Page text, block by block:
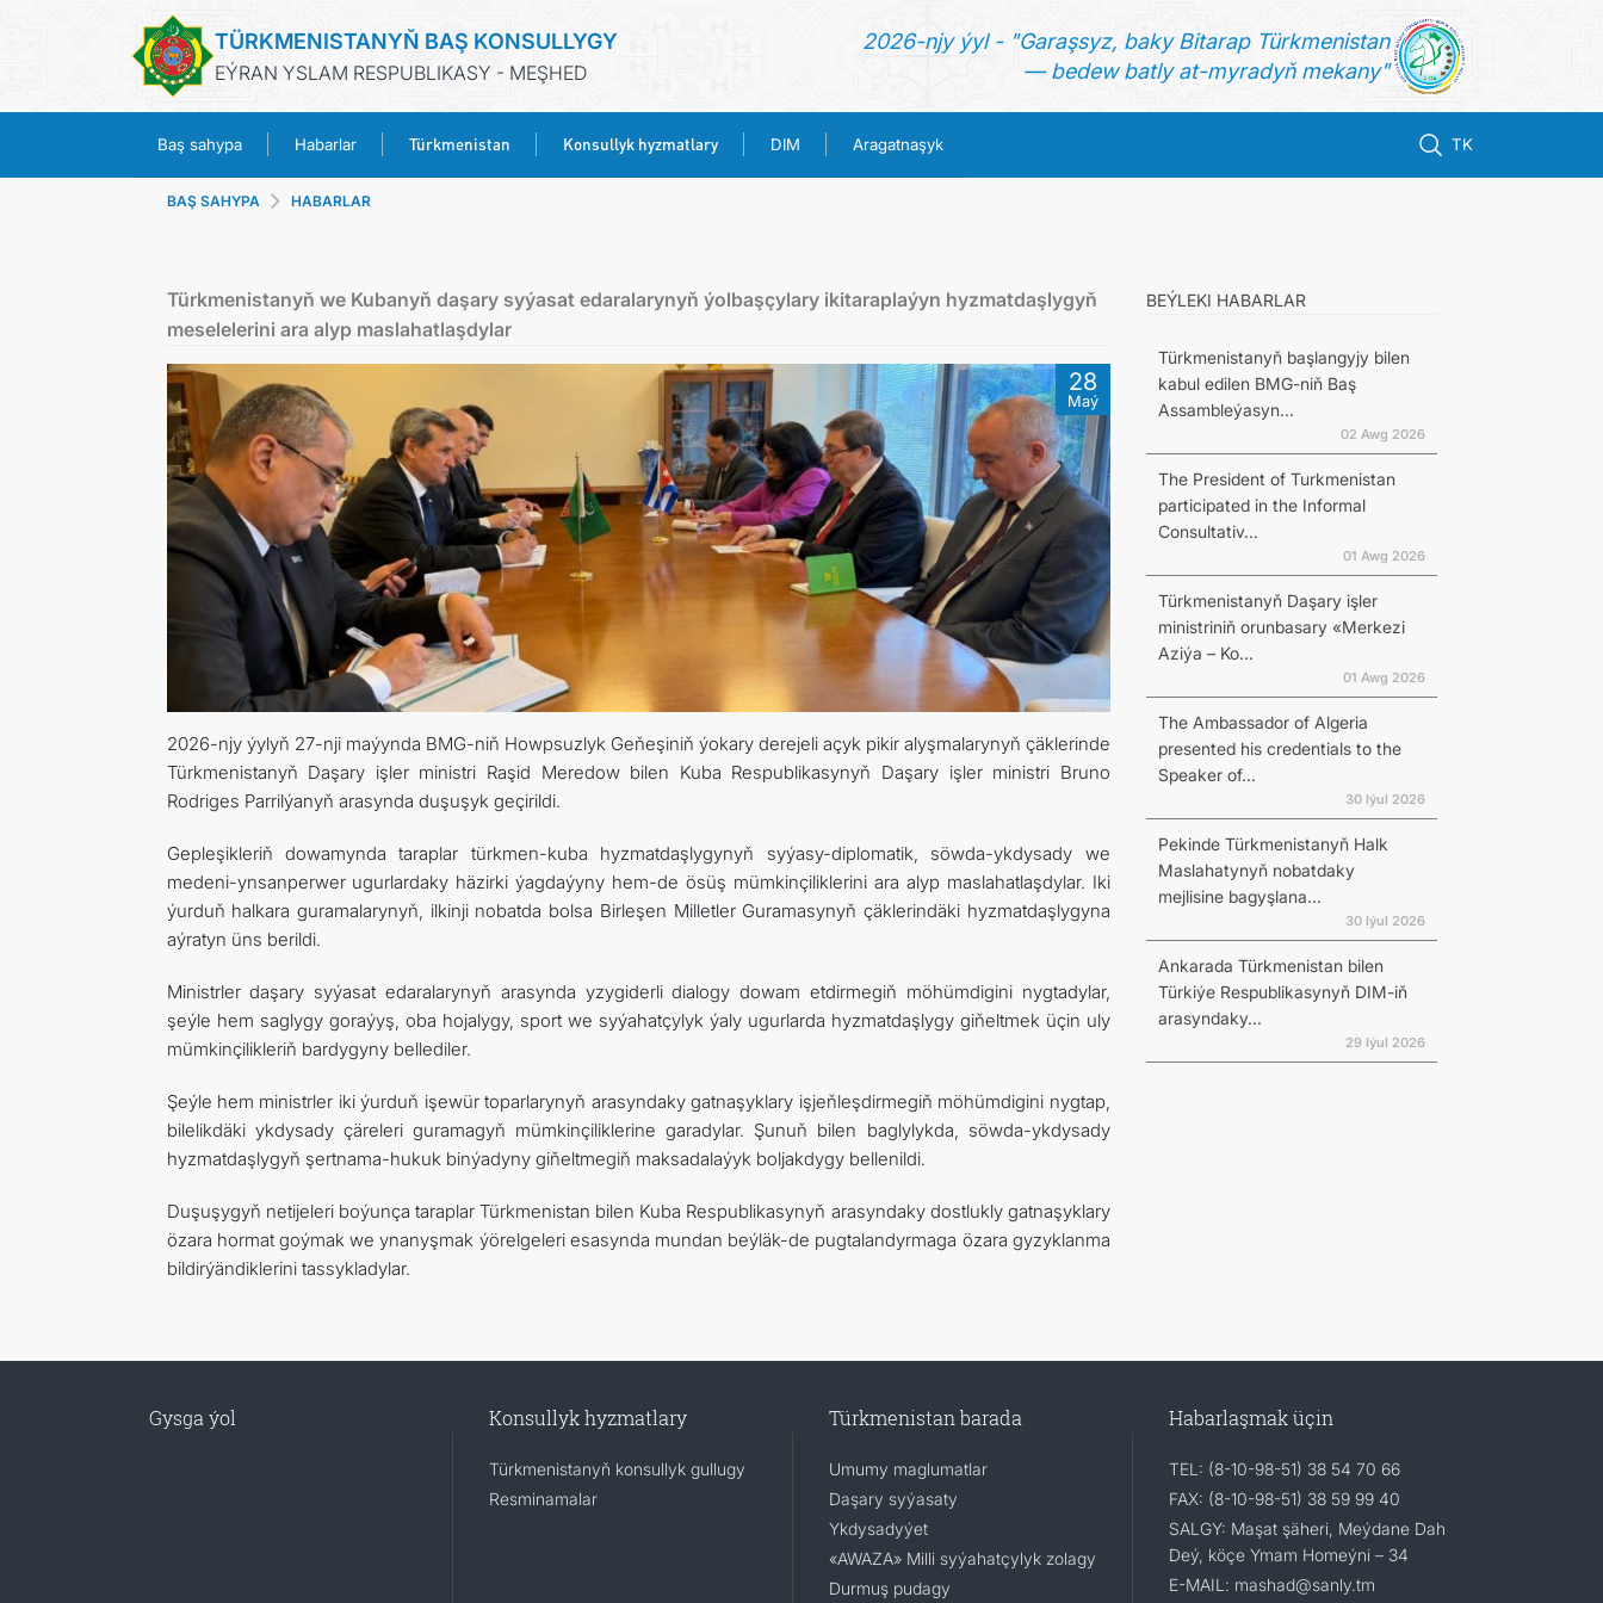
TÜRKMENISTANYŇ BAŞ KONSULLYGY
EÝRAN YSLAM RESPUBLIKASY - MEŞHED
2026-njy ýyl - "Garaşsyz, baky Bitarap Türkmenistan
— bedew batly at-myradyň mekany"
Baş sahypa Habarlar Türkmenistan Konsullyk hyzmatlary DIM Aragatnaşyk TK
KONSULLYK HYZMATLARY
DIM
ARAGATNAŞYK
BAŞ SAHYPA HABARLAR
Türkmenistanyň we Kubanyň daşary syýasat edaralarynyň ýolbaşçylary ikitaraplaýyn hyzmatdaşlygyň
meselelerini ara alyp maslahatlaşdylar
28
Maý
2026-njy ýylyň 27-nji maýynda BMG-niň Howpsuzlyk Geňeşiniň ýokary derejeli açyk pikir alyşmalarynyň çäklerinde
Türkmenistanyň Daşary işler ministri Raşid Meredow bilen Kuba Respublikasynyň Daşary işler ministri Bruno
Rodriges Parrilýanyň arasynda duşuşyk geçirildi.
Gepleşikleriň dowamynda taraplar türkmen-kuba hyzmatdaşlygynyň syýasy-diplomatik, söwda-ykdysady we
medeni-ynsanperwer ugurlardaky häzirki ýagdaýyny hem-de ösüş mümkinçiliklerini ara alyp maslahatlaşdylar. Iki
ýurduň halkara guramalarynyň, ilkinji nobatda bolsa Birleşen Milletler Guramasynyň çäklerindäki hyzmatdaşlygyna
aýratyn üns berildi.
Ministrler daşary syýasat edaralarynyň arasynda yzygiderli dialogy dowam etdirmegiň möhümdigini nygtadylar,
şeýle hem saglygy goraýyş, oba hojalygy, sport we syýahatçylyk ýaly ugurlarda hyzmatdaşlygy giňeltmek üçin uly
mümkinçilikleriň bardygyny bellediler.
Şeýle hem ministrler iki ýurduň işewür toparlarynyň arasyndaky gatnaşyklary işjeňleşdirmegiň möhümdigini nygtap,
bilelikdäki ykdysady çäreleri guramagyň mümkinçiliklerine garadylar. Şunuň bilen baglylykda, söwda-ykdysady
hyzmatdaşlygyň şertnama-hukuk binýadyny giňeltmegiň maksadalaýyk boljakdygy bellenildi.
Duşuşygyň netijeleri boýunça taraplar Türkmenistan bilen Kuba Respublikasynyň arasyndaky dostlukly gatnaşyklary
özara hormat goýmak we ynanyşmak ýörelgeleri esasynda mundan beýläk-de pugtalandyrmaga özara gyzyklanma
bildirýändiklerini tassykladylar.
BEÝLEKI HABARLAR
Türkmenistanyň başlangyjy bilen
kabul edilen BMG-niň Baş
Assambleýasyn...
02 Awg 2026
The President of Turkmenistan
participated in the Informal
Consultativ...
01 Awg 2026
Türkmenistanyň Daşary işler
ministriniň orunbasary «Merkezi
Aziýa – Ko...
01 Awg 2026
The Ambassador of Algeria
presented his credentials to the
Speaker of...
30 Iýul 2026
Pekinde Türkmenistanyň Halk
Maslahatynyň nobatdaky
mejlisine bagyşlana...
30 Iýul 2026
Ankarada Türkmenistan bilen
Türkiýe Respublikasynyň DIM-iň
arasyndaky...
29 Iýul 2026
Gysga ýol Konsullyk hyzmatlary
Türkmenistanyň konsullyk gullugy
Resminamalar
Türkmenistan barada
Umumy maglumatlar
Daşary syýasaty
Ykdysadyýet
«AWAZA» Milli syýahatçylyk zolagy
Durmuş pudagy
Habarlaşmak üçin
TEL: (8-10-98-51) 38 54 70 66
FAX: (8-10-98-51) 38 59 99 40
SALGY: Maşat şäheri, Meýdane Dah
Deý, köçe Ymam Homeýni – 34
E-MAIL: mashad@sanly.tm